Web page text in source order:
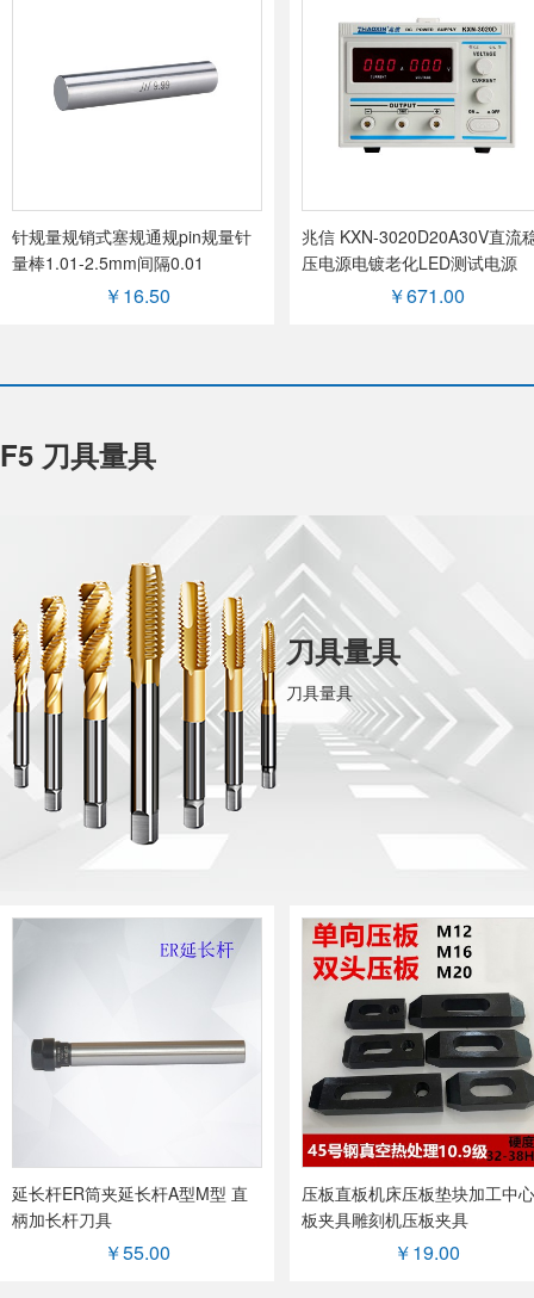
针规量规销式塞规通规pin规量针
量棒1.01-2.5mm间隔0.01
￥16.50
兆信 KXN-3020D20A30V直流
压电源电镀老化LED测试电源
￥671.00
F5 刀具量具
刀具量具
刀具量具
延长杆ER筒夹延长杆A型M型 直
柄加长杆刀具
￥55.00
压板直板机床压板垫块加工中
板夹具雕刻机压板夹具
￥19.00